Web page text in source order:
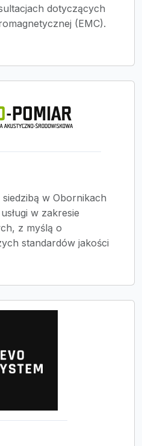
dotyczących
(EMC).
w Obornikach
w zakresie
z myślą o
standardów jakości